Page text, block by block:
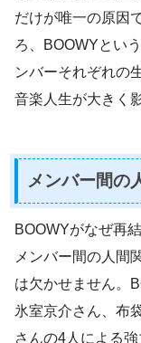
だけが唯一の原因
ろ、BOOWYとい
ンバーそれぞれの
音楽人生が大きく
メンバー間の
BOOWYがなぜ再
メンバー間の人間
は欠かせません。
氷室京介さん、布
さんの4人による